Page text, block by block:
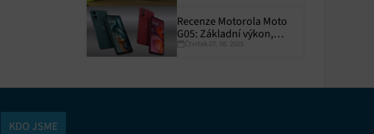
Recenze Motorola Moto
G05: Základní výkon,
skvělá výdrž
Čtvrtek 07. 08. 2025
KDO JSME